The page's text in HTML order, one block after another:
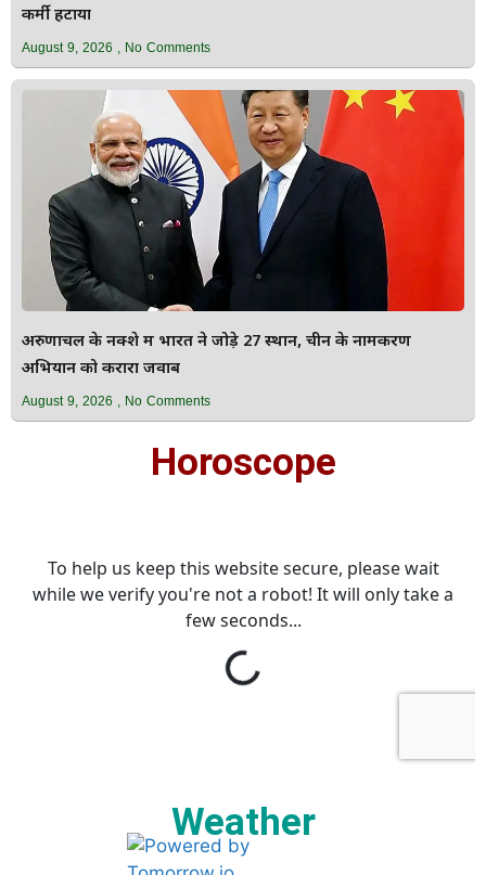
कर्मी हटाया
August 9, 2026 No Comments
अरुणाचल के नक्शे में भारत ने जोड़े 27 स्थान, चीन के नामकरण
अभियान को करारा जवाब
August 9, 2026 No Comments
Horoscope
Weather